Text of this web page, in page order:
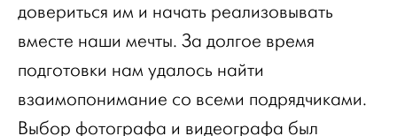
довериться им и начать реализовывать
вместе наши мечты. За долгое время
подготовки нам удалось найти
взаимопонимание со всеми подрядчиками.
Выбор фотографа и видеографа был